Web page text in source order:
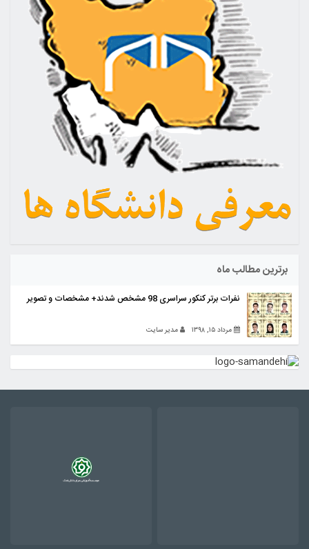
برترین مطالب ماه
نفرات برتر کنکور سراسری 98 مشخص شدند+ مشخصات و تصویر
مرداد ۱۵, ۱۳۹۸ مدیر سایت